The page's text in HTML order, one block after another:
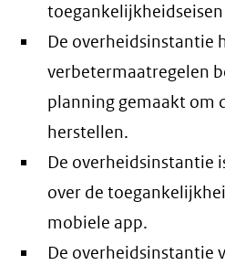
De overheidsinstantie
verbetermaatregelen
planning gemaakt om
herstellen.
De overheidsinstantie
over de
mobiele app.
De overheidsinstantie